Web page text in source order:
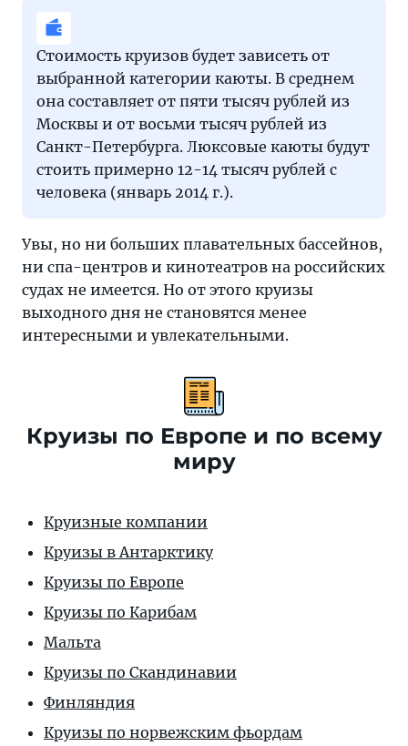
Стоимость круизов будет зависеть от
выбранной категории каюты. В среднем
она составляет от пяти тысяч рублей из
Москвы и от восьми тысяч рублей из
Санкт-Петербурга. Люксовые каюты будут
стоить примерно 12-14 тысяч рублей с
человека (январь 2014 г.).
Увы, но ни больших плавательных бассейнов,
ни спа-центров и кинотеатров на российских
судах не имеется. Но от этого круизы
выходного дня не становятся менее
интересными и увлекательными.
Круизы по Европе и по всему
миру
Круизные компании
Круизы в Антарктику
Круизы по Европе
Круизы по Карибам
Мальта
Круизы по Скандинавии
Финляндия
Круизы по норвежским фьордам